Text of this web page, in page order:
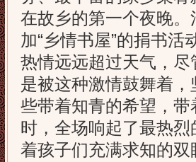
在故乡的第一个夜晚
加“乡情书屋”的捐书
热情远远超过天气，
是被这种激情鼓舞着
些带着知青的希望，
时，全场响起了最热
着孩子们充满求知的